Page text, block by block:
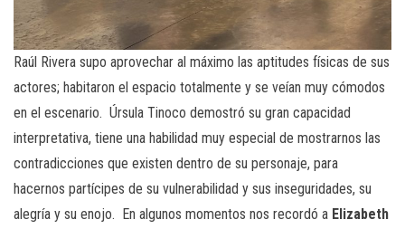
Raúl Rivera supo aprovechar al máximo las aptitudes físicas de sus
actores; habitaron el espacio totalmente y se veían muy cómodos
en el escenario. Úrsula Tinoco demostró su gran capacidad
interpretativa, tiene una habilidad muy especial de mostrarnos las
contradicciones que existen dentro de su personaje, para
hacernos partícipes de su vulnerabilidad y sus inseguridades, su
alegría y su enojo. En algunos momentos nos recordó a Elizabeth